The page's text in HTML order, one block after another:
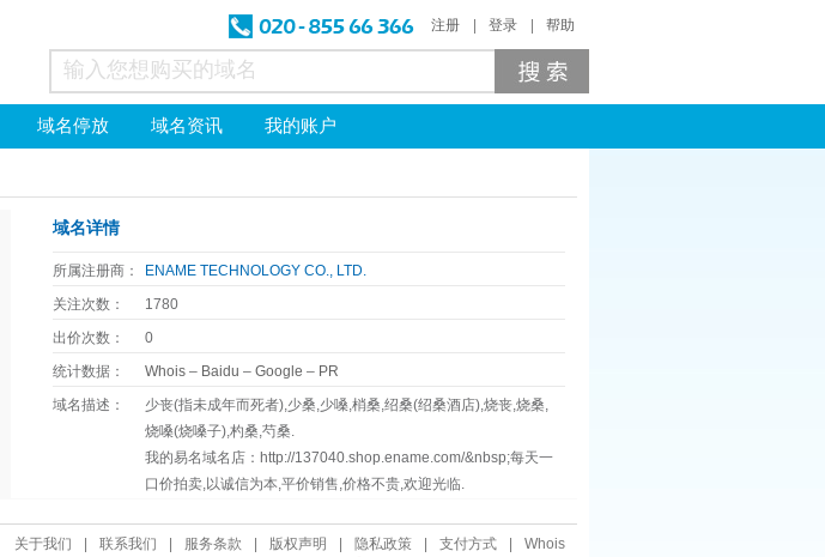
注册 登录 帮助
域名停放 域名资讯 我的账户
域名详情
所属注册商：
ENAME TECHNOLOGY CO., LTD.
关注次数：
1780
出价次数：
0
统计数据：
Whois – Baidu –Google – PR
域名描述：
少丧(指未成年而死者),少桑,少嗓,梢桑,绍桑(绍桑酒店),烧丧,烧桑,
烧嗓(烧嗓子),杓桑,芍桑.
我的易名域名店：http://137040.shop.ename.com/&nbsp;每天一
口价拍卖,以诚信为本,平价销售,价格不贵,欢迎光临.
关于我们 联系我们 服务条款 版权声明 隐私政策 支付方式
Whois